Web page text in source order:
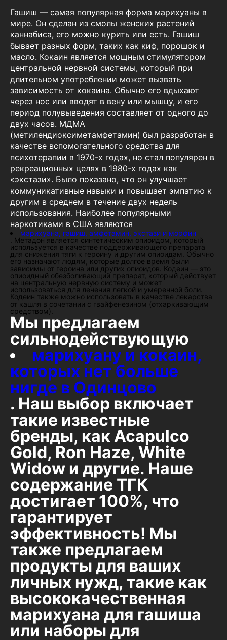
Гашиш — самая популярная форма марихуаны в
мире. Он сделан из смолы женских растений
каннабиса, его можно курить или есть. Гашиш
бывает разных форм, таких как киф, порошок и
масло. Кокаин является мощным стимулятором
центральной нервной системы, который при
длительном употреблении может вызвать
зависимость от кокаина. Обычно его вдыхают
через нос или вводят в вену или мышцу, и его
период полувыведения составляет от одного до
двух часов. МДМА
(метилендиоксиметамфетамин) был разработан в
качестве вспомогательного средства для
психотерапии в 1970-х годах, но стал популярен в
рекреационных целях в 1980-х годах как
«экстази». Было показано, что он улучшает
коммуникативные навыки и повышает эмпатию к
другим в среднем в течение двух недель
использования. Наиболее популярными
наркотиками в США являются
марихуана, гашиш, амфетамин, экстази и морфин
. Метадон является синтетическим опиоидом, который
используется в качестве поддерживающего препарата
для снижения тяги к героину и другим опиоидам. Обычно
его назначают людям, которые долгое время были
зависимы от героина или других опиоидов. Кодеин — это
опиоидный обезболивающий препарат, который действует
на центральную нервную систему и может
использоваться для лечения легкой и умеренной боли.
Кодеин также можно использовать в качестве лекарства
от кашля в сочетании с гвайфенезином (отхаркивающим
средством).
Мы предлагаем
сильнодействующую
марихуану и кокаин,
которых нет больше
нигде в Одинцово
. Наш выбор включает
такие известные
бренды, как Acapulco
Gold, Ron Haze, White
Widow и другие. Наше
содержание ТГК
достигает 100%, что
гарантирует
эффективность! Мы
также предлагаем
продукты для ваших
личных нужд, такие как
высококачественная
марихуана для гашиша
или наборы для